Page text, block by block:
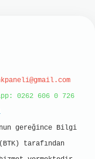
0262 606 0 726
gereğince Bilgi
tarafından